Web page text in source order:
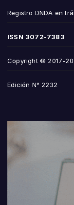
Registro DNDA en
ISSN 3072-7383
Copyright © 2017-
Edición N° 2232